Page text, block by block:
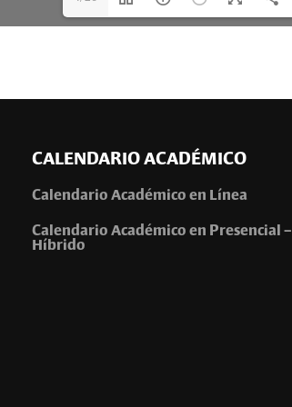
CALENDARIO ACADÉMICO
Calendario Académico en Línea
Calendario Académico en Presencial –
Híbrido